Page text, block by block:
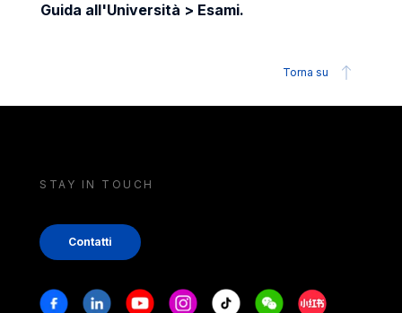
Guida all'Università > Esami.
Torna su
STAY IN TOUCH
Contatti
Stay in touch
FacebookLinkedinYoutubeInstagram
Tiktok WeechatXiaohongshu/